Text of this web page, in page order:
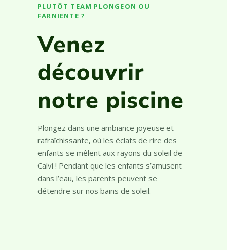
FARNIENTE ?
Venez
découvrir
notre piscine
Plongez dans une ambiance joyeuse et
rafraîchissante, où les éclats de rire des
enfants se mêlent aux rayons du soleil de
Calvi ! Pendant que les enfants s’amusent